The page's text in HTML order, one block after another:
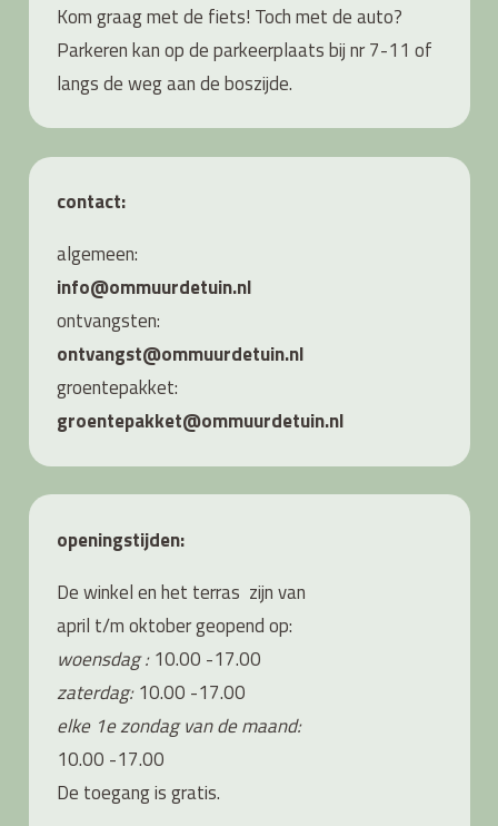
Kom graag met de fiets! Toch met de auto?
Parkeren kan op de parkeerplaats bij nr 7-11 of
langs de weg aan de boszijde.
contact:
algemeen:
info@ommuurdetuin.nl
ontvangsten:
ontvangst@ommuurdetuin.nl
groentepakket:
groentepakket@ommuurdetuin.nl
openingstijden:
De winkel en het terras zijn van
april t/m oktober geopend op:
woensdag :10.00 -17.00
zaterdag: 10.00 -17.00
elke 1e zondag van de maand:
10.00 -17.00
De toegang is gratis.